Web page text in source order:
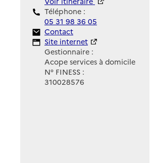
Téléphone :
05 31 98 36 05
Contact
Contact
Site Internet
Site internet
Gestionnaire :
Acope services à domicile
N° FINESS :
310028576